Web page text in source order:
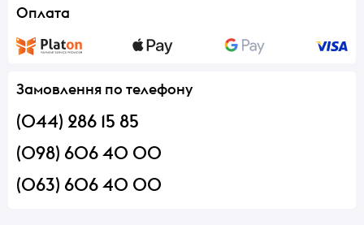
Оплата
Замовлення по телефону
(044) 286 15 85
(098) 606 40 00
(063) 606 40 00